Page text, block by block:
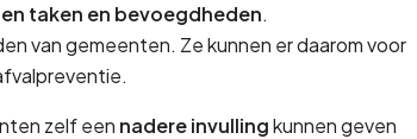
taken en bevoegdheden.
van gemeenten. Ze kunnen er daarom voor
zelf een nadere invulling kunnen geven